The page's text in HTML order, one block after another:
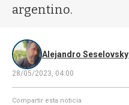
argentino.
Alejandro Seselovsky
28/05/2023, 04:00
Compartir esta noticia